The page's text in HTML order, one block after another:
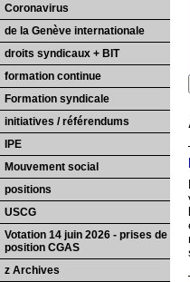
Coronavirus
de la Genève internationale
droits syndicaux + BIT
formation continue
Formation syndicale
initiatives / référendums
IPE
Mouvement social
positions
USCG
Votation 14 juin 2026 - prises de
position CGAS
z Archives